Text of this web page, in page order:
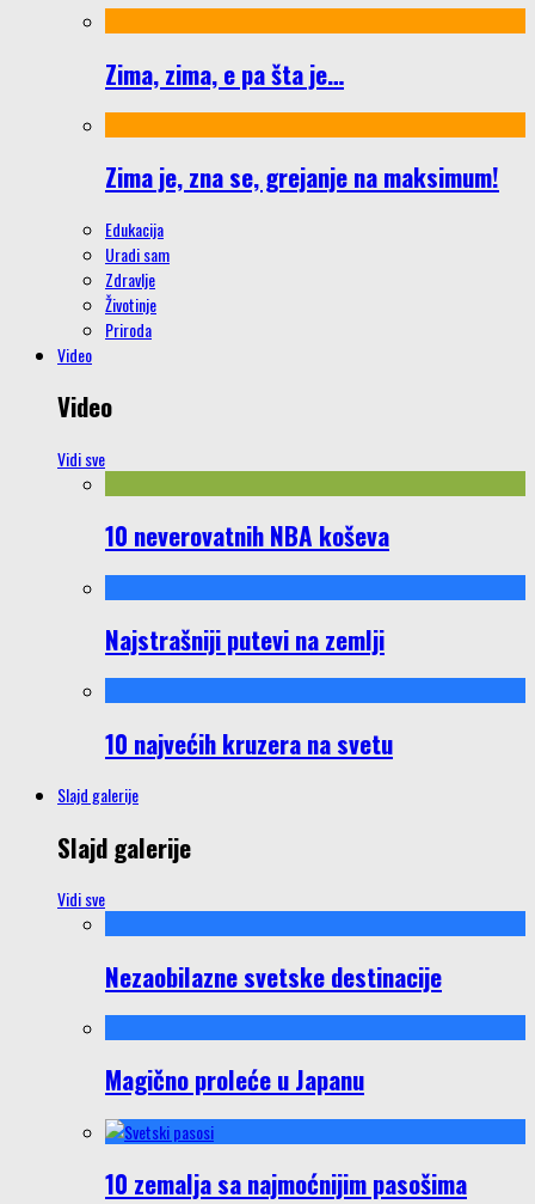
Zima, zima, e pa šta je…
Zima je, zna se, grejanje na maksimum!
Edukacija
Uradi sam
Zdravlje
Životinje
Priroda
Video
Video
Vidi sve
10 neverovatnih NBA koševa
Najstrašniji putevi na zemlji
10 najvećih kruzera na svetu
Slajd galerije
Slajd galerije
Vidi sve
Nezaobilazne svetske destinacije
Magično proleće u Japanu
10 zemalja sa najmoćnijim pasošima